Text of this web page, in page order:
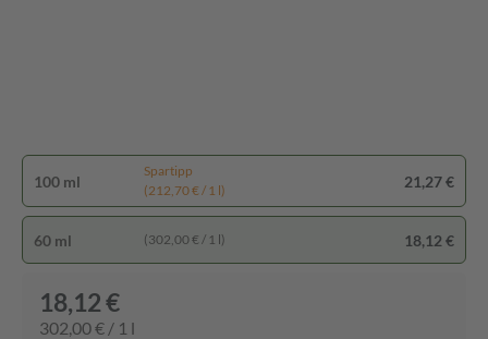
100 ml
Spartipp
(212,70 € / 1 l)
21,27 €
60 ml (302,00 € / 1 l) 18,12 €
18,12 €
302,00 € / 1 l